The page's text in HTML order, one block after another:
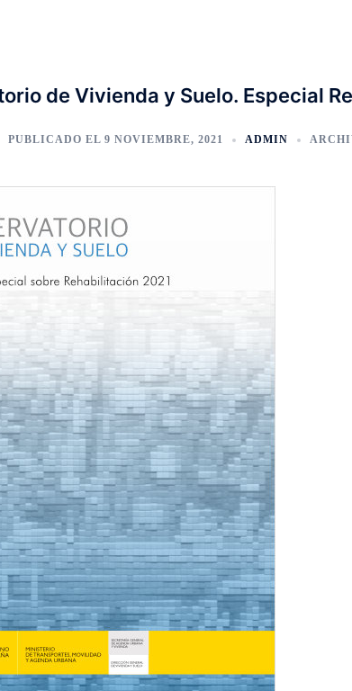
de Vivienda y Suelo. Especial
PUBLICADO EL 9 NOVIEMBRE, 2021 ADMIN